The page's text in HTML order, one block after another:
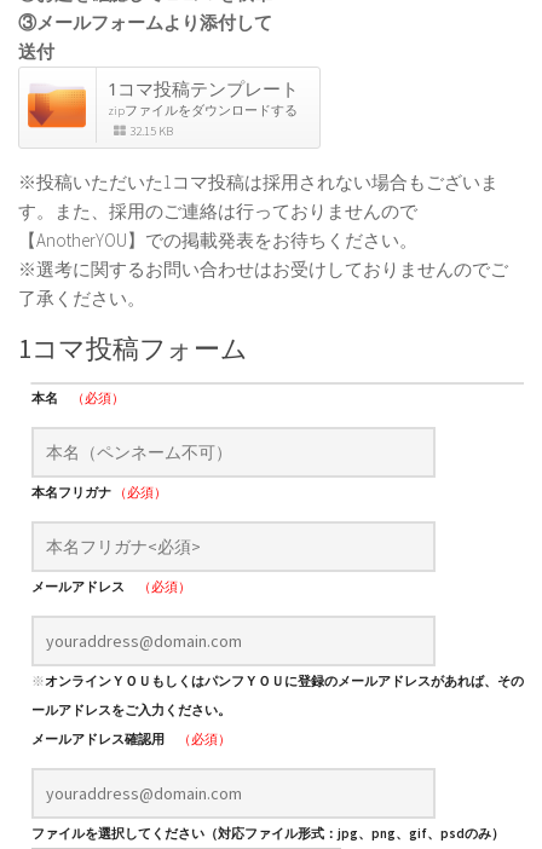
③メールフォームより添付して
送付
1コマ投稿テンプレート
zipファイルをダウンロードする
32.15 KB
※投稿いただいた1コマ投稿は採用されない場合もございま
す。また、採用のご連絡は行っておりませんので
【AnotherYOU】での掲載発表をお待ちください。
※選考に関するお問い合わせはお受けしておりませんのでご
了承ください。
1コマ投稿フォーム
本名 （必須）
本名フリガナ （必須）
メールアドレス （必須）
※オンラインＹＯＵもしくはパンフＹＯＵに登録のメールアドレスがあれば、そのメ
ールアドレスをご入力ください。
メールアドレス確認用
（必須）
ファイルを選択してください（対応ファイル形式：jpg、png、gif、psdのみ）